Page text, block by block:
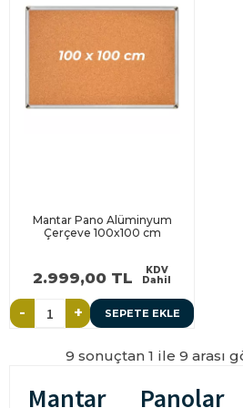
Mantar Pano Alüminyum
Çerçeve 100x100 cm
2.999,00 TL
KDV
Dahil
- + SEPETE EKLE
9 sonuçtan 1 ile 9 arası
Mantar